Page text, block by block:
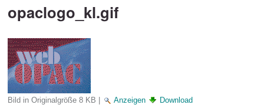
opaclogo_kl.gif
Bild in Originalgröße 8 KB | Anzeigen Download